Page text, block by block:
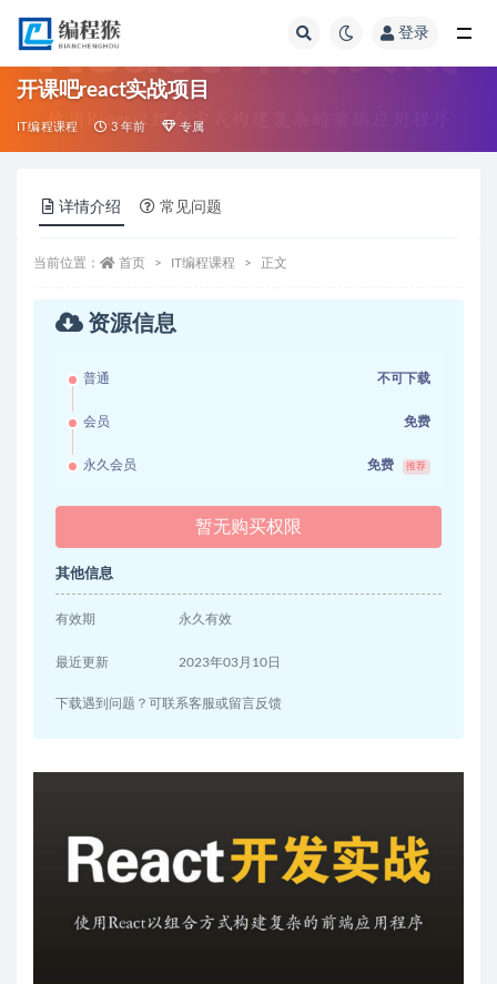
登录
开课吧react实战项目
IT编程课程 3 年前 专属
详情介绍 常见问题
当前位置： 首页 IT编程课程 正文
资源信息
普通 不可下载
会员 免费
永久会员 免费 推荐
暂无购买权限
其他信息
有效期 永久有效
最近更新 2023年03月10日
下载遇到问题？可联系客服或留言反馈